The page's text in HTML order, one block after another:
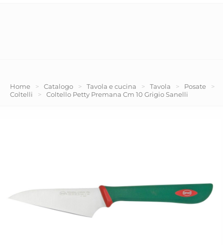
Home > Catalogo > Tavola e cucina > Tavola > Posate
>
Coltelli
> Coltello Petty Premana Cm 10 Grigio Sanelli